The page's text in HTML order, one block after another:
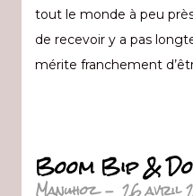
tout le monde à peu
de recevoir y a pas
mérite franchement
Boom Bip &
Manuhoz- 26 avril